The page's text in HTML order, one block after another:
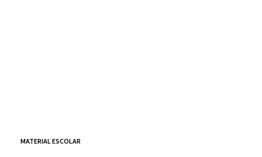
MATERIAL ESCOLAR